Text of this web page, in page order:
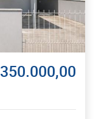
350.000,00